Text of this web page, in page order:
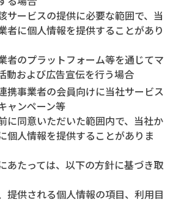
サービスの提供に必要な範囲で、当
者に個人情報を提供することがあり
者のプラットフォーム等を通じてマ
動および広告宣伝を行う場合
者の会員向けに当社サービス
ャンペーン等
に同意いただいた範囲内で、当社か
個人情報を提供することがありま
あたっては、以下の方針に基づき取
提供される個人情報の項目、利用目